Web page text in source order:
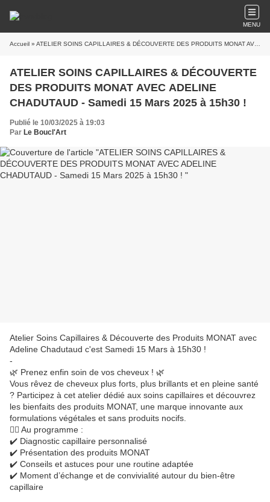
MENU
Accueil » ATELIER SOINS CAPILLAIRES & DÉCOUVERTE DES PRODUITS MONAT AVEC ADELINE CHADUTAUD - Samedi 15 Mars 2025 à 15h30 !
ATELIER SOINS CAPILLAIRES & DÉCOUVERTE
DES PRODUITS MONAT AVEC ADELINE
CHADUTAUD - Samedi 15 Mars 2025 à 15h30 !
Publié le 10/03/2025 à 19:03
Par Le Boucl'Art
Atelier Soins Capillaires & Découverte des Produits MONAT avec
Adeline Chadutaud c'est Samedi 15 Mars à 15h30 !
-
🌿 Prenez enfin soin de vos cheveux ! 🌿
Vous rêvez de cheveux plus forts, plus brillants et en pleine santé
? Participez à cet atelier dédié aux soins capillaires et découvrez
les bienfaits des produits MONAT, une marque innovante aux
formulations végétales et sans produits nocifs.
💆‍♀️ Au programme :
✔️ Diagnostic capillaire personnalisé
✔️ Présentation des produits MONAT
✔️ Conseils et astuces pour une routine adaptée
✔️ Moment d’échange et de convivialité autour du bien-être
capillaire